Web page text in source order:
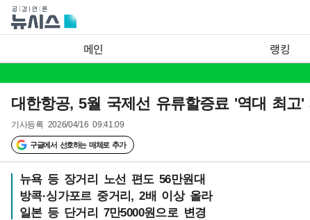
메인 랭킹
대한항공, 5월 국제선 유류할증료 '역대 최
기사등록 2026/04/16 09:41:09
구글에서 선호하는 매체로 추가
뉴욕 등 장거리 노선 편도 56만원대
방콕·싱가포르 중거리, 2배 이상 올라
일본 등 단거리 7만5000원으로 변경